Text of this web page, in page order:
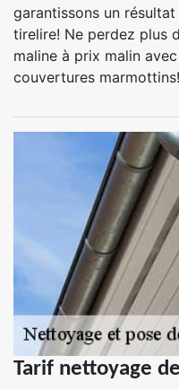
garantissons un
tirelire! Ne perdez plus
maline à prix malin
couvertures marmottins!
Tarif nettoyage